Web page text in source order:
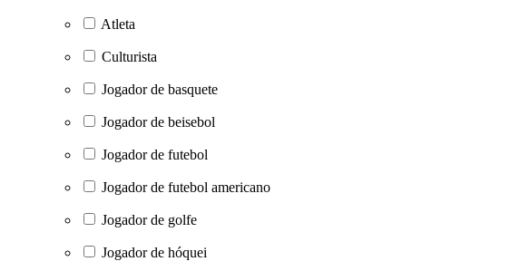
Atleta
Culturista
Jogador de basquete
Jogador de beisebol
Jogador de futebol
Jogador de futebol americano
Jogador de golfe
Jogador de hóquei